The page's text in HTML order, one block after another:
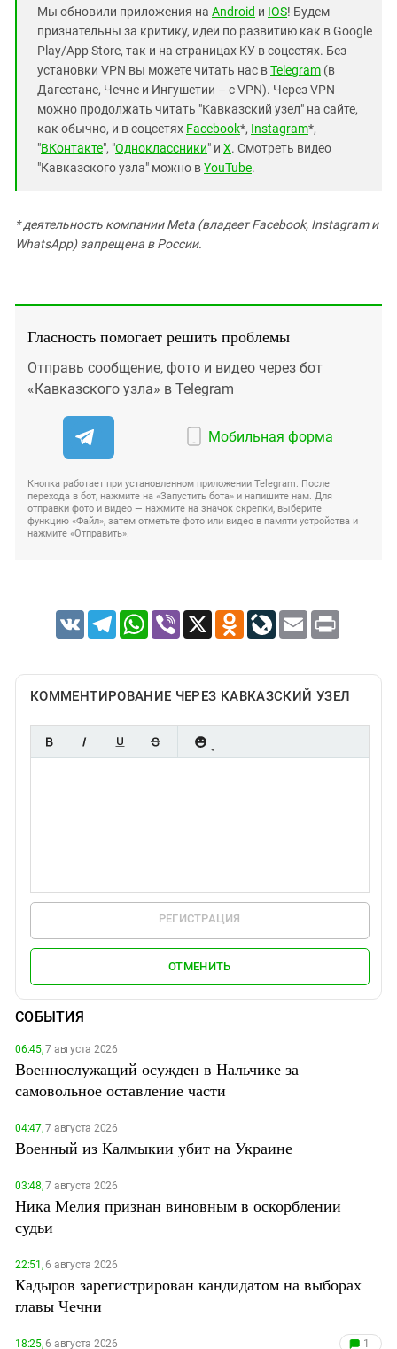
Мы обновили приложения на Android и IOS! Будем
признательны за критику, идеи по развитию как в Google
Play/App Store, так и на страницах КУ в соцсетях. Без
установки VPN вы можете читать нас вTelegram (в
Дагестане, Чечне и Ингушетии – с VPN). Через VPN
можно продолжать читать "Кавказский узел" на сайте,
как обычно, и в соцсетях Facebook*, Instagram*,
"ВКонтакте", "Одноклассники" и X. Смотреть видео
"Кавказского узла" можно вYouTube.
* деятельность компании Meta (владеет Facebook, Instagram и
WhatsApp) запрещена в России.
Гласность помогает решить проблемы
Отправь сообщение, фото и видео через бот
«Кавказского узла» в Telegram
Мобильная форма
Кнопка работает при установленном приложении Telegram. После
перехода в бот, нажмите на «Запустить бота» и напишите нам. Для
отправки фото и видео — нажмите на значок скрепки, выберите
функцию «Файл», затем отметьте фото или видео в памяти устройства и
нажмите «Отправить».
VK TelegramWhatsApp
Viber X Odnoklassniki
LiveJournal
Email Print
КОММЕНТИРОВАНИЕ ЧЕРЕЗ КАВКАЗСКИЙ УЗЕЛ
РЕГИСТРАЦИЯ
ОТМЕНИТЬ
СОБЫТИЯ
06:45,7 августа 2026
Военнослужащий осужден в Нальчике за
самовольное оставление части
04:47,7 августа 2026
Военный из Калмыкии убит на Украине
03:48,7 августа 2026
Ника Мелия признан виновным в оскорблении
судьи
22:51,6 августа 2026
Кадыров зарегистрирован кандидатом на выборах
главы Чечни
18:25,6 августа 2026 1